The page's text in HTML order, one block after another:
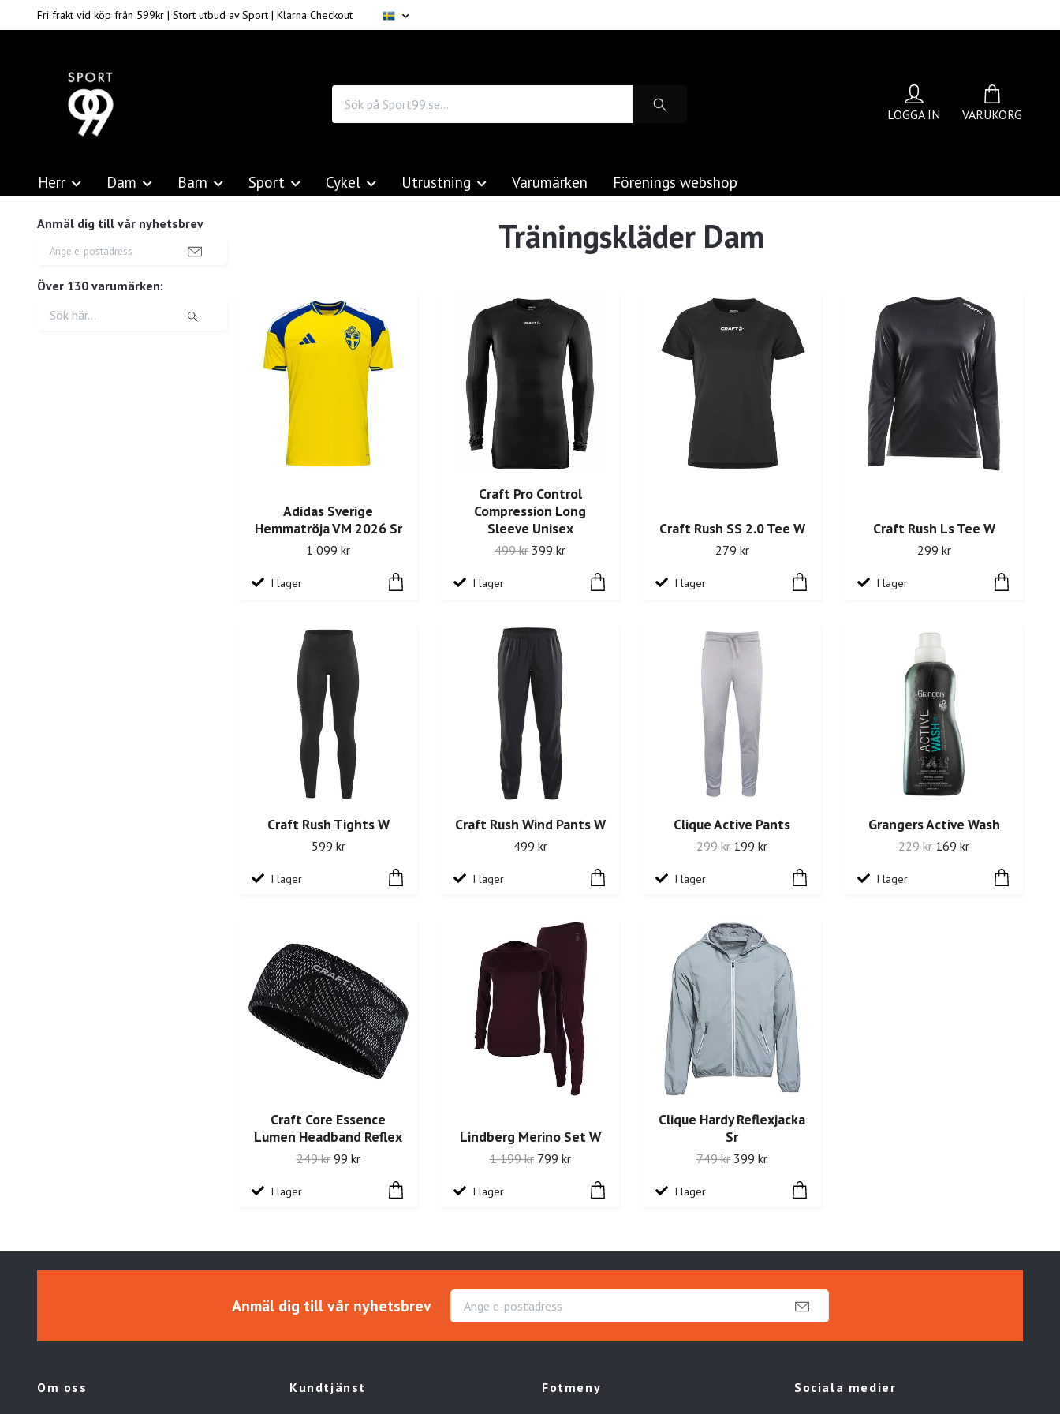
Fri frakt vid köp från 599kr | Stort utbud av Sport | Klarna Checkout
LOGGA IN VARUKORG
Herr Dam Barn Sport Cykel Utrustning Varumärken Förenings webshop
Anmäl dig till vår nyhetsbrev
Över 130 varumärken:
Träningskläder Dam
Adidas Sverige
Hemmatröja VM 2026 Sr
1 099 kr
I lager
Craft Pro Control
Compression Long
Sleeve Unisex
499 kr 399 kr
I lager
Craft Rush SS 2.0 Tee W
279 kr
I lager
Craft Rush Ls Tee W
299 kr
I lager
Craft Rush Tights W
599 kr
I lager
Craft Rush Wind Pants W
499 kr
I lager
Clique Active Pants
299 kr 199 kr
I lager
Grangers Active Wash
229 kr 169 kr
I lager
Craft Core Essence
Lumen Headband Reflex
249 kr 99 kr
I lager
Lindberg Merino Set W
1 199 kr 799 kr
I lager
Clique Hardy Reflexjacka
Sr
749 kr 399 kr
I lager
Anmäl dig till vår nyhetsbrev
Om oss Kundtjänst Fotmeny Sociala medier